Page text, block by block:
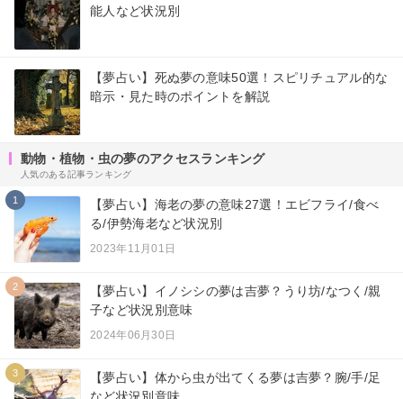
能人など状況別
【夢占い】死ぬ夢の意味50選！スピリチュアル的な
暗示・見た時のポイントを解説
動物・植物・虫の夢のアクセスランキング
人気のある記事ランキング
1
【夢占い】海老の夢の意味27選！エビフライ/食べ
る/伊勢海老など状況別
2023年11月01日
2
【夢占い】イノシシの夢は吉夢？うり坊/なつく/親
子など状況別意味
2024年06月30日
3
【夢占い】体から虫が出てくる夢は吉夢？腕/手/足
など状況別意味